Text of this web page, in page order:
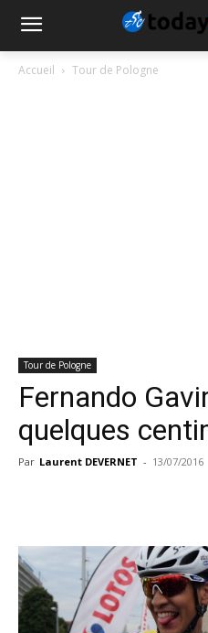
Accueil Tour de Pologne
Tour de Pologne
Fernando
quelques
Par Laurent DEVERNET - 13/07/2016